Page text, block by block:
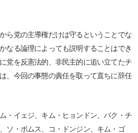
ら党の主導権だけは守るということでな
なる論理によっても説明することはでき
党を反憲法的、非民主的に追い立てたチ
、今回の事態の責任を取って直ちに辞任
・イェジ、キム・ヒョンドン、パク・チ
ソ・ボムス、コ・ドンジン、キム・ゴ